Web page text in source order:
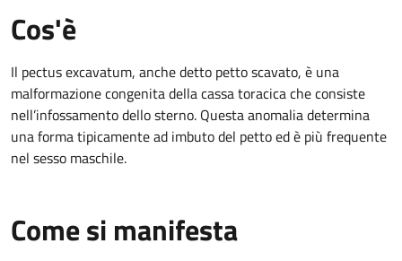
Cos'è
Il pectus excavatum, anche detto petto scavato, è una
malformazione congenita della cassa toracica che consiste
nell’infossamento dello sterno. Questa anomalia determina
una forma tipicamente ad imbuto del petto ed è più frequente
nel sesso maschile.
Come si manifesta